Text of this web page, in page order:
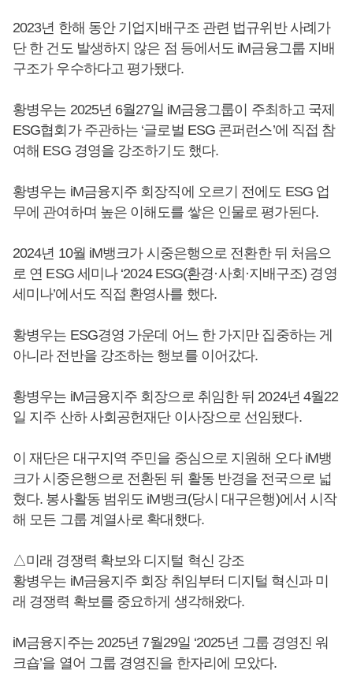
2023년 한해 동안 기업지배구조 관련 법규위반 사례가
단 한 건도 발생하지 않은 점 등에서도 iM금융그룹 지배
구조가 우수하다고 평가됐다.
황병우는 2025년 6월27일 iM금융그룹이 주최하고 국제
ESG협회가 주관하는 ‘글로벌 ESG 콘퍼런스’에 직접 참
여해 ESG 경영을 강조하기도 했다.
황병우는 iM금융지주 회장직에 오르기 전에도 ESG 업
무에 관여하며 높은 이해도를 쌓은 인물로 평가된다.
2024년 10월 iM뱅크가 시중은행으로 전환한 뒤 처음으
로 연 ESG 세미나 ‘2024 ESG(환경·사회·지배구조) 경영
세미나’에서도 직접 환영사를 했다.
황병우는 ESG경영 가운데 어느 한 가지만 집중하는 게
아니라 전반을 강조하는 행보를 이어갔다.
황병우는 iM금융지주 회장으로 취임한 뒤 2024년 4월22
일 지주 산하 사회공헌재단 이사장으로 선임됐다.
이 재단은 대구지역 주민을 중심으로 지원해 오다 iM뱅
크가 시중은행으로 전환된 뒤 활동 반경을 전국으로 넓
혔다. 봉사활동 범위도 iM뱅크(당시 대구은행)에서 시작
해 모든 그룹 계열사로 확대했다.
△미래 경쟁력 확보와 디지털 혁신 강조
황병우는 iM금융지주 회장 취임부터 디지털 혁신과 미
래 경쟁력 확보를 중요하게 생각해왔다.
iM금융지주는 2025년 7월29일 ‘2025년 그룹 경영진 워
크숍’을 열어 그룹 경영진을 한자리에 모았다.